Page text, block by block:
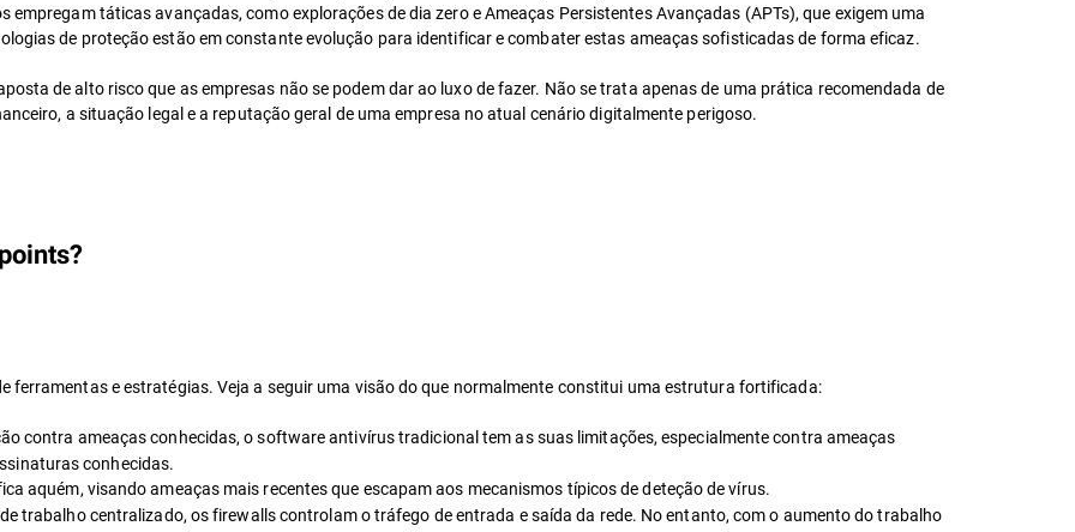
táticas avançadas, como explorações de dia zero e Ameaças Persistentes Avançadas (APTs), que exigem uma
de proteção estão em constante evolução para identificar e combater estas ameaças sofisticadas de forma eficaz.
de alto risco que as empresas não se podem dar ao luxo de fazer. Não se trata apenas de uma prática recomendada de
a situação legal e a reputação geral de uma empresa no atual cenário digitalmente perigoso.
ferramentas e estratégias. Veja a seguir uma visão do que normalmente constitui uma estrutura fortificada:
contra ameaças conhecidas, o software antivírus tradicional tem as suas limitações, especialmente contra ameaças
conhecidas.
aquém, visando ameaças mais recentes que escapam aos mecanismos típicos de deteção de vírus.
trabalho centralizado, os firewalls controlam o tráfego de entrada e saída da rede. No entanto, com o aumento do trabalho